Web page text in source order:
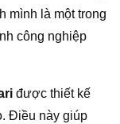
mình là một trong
công nghiệp
được thiết kế
Điều này giúp